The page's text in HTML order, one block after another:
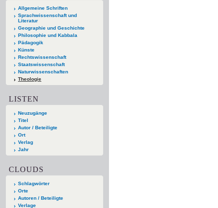
Allgemeine Schriften
Sprachwissenschaft und
Literatur
Geographie und Geschichte
Philosophie und Kabbala
Pädagogik
Künste
Rechtswissenschaft
Staatswissenschaft
Naturwissenschaften
Theologie
LISTEN
Neuzugänge
Titel
Autor / Beteiligte
Ort
Verlag
Jahr
CLOUDS
Schlagwörter
Orte
Autoren / Beteiligte
Verlage